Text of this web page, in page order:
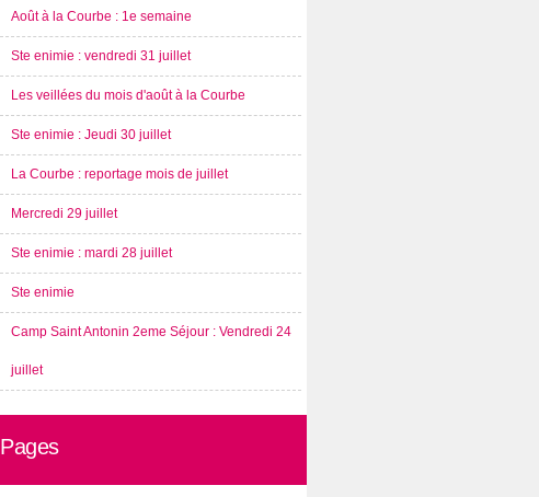
Août à la Courbe : 1e semaine
Ste enimie : vendredi 31 juillet
Les veillées du mois d'août à la Courbe
Ste enimie : Jeudi 30 juillet
La Courbe : reportage mois de juillet
Mercredi 29 juillet
Ste enimie : mardi 28 juillet
Ste enimie
Camp Saint Antonin 2eme Séjour : Vendredi 24
juillet
Pages